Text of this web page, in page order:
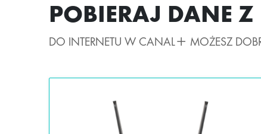
POBIERAJ DANE
DO INTERNETU W CANAL+ MOŻESZ